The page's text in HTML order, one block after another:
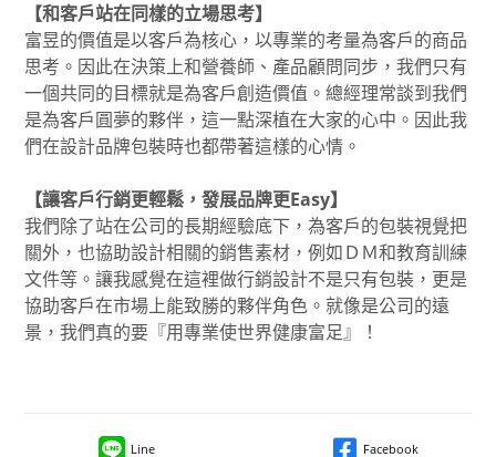
【和客戶站在同樣的立場思考】
富昱的價值是以客戶為核心，以專業的考量為客戶的商品
思考。因此在決策上和營養師、產品顧問同步，我們只有
一個共同的目標就是為客戶創造價值。總經理常談到我們
是為客戶圓夢的夥伴，這一點深植在大家的心中。因此我
們在設計品牌包裝時也都帶著這樣的心情。
【讓客戶行銷更輕鬆，發展品牌更Easy】
我們除了站在公司的長期經驗底下，為客戶的包裝視覺把
關外，也協助設計相關的銷售素材，例如ＤＭ和教育訓練
文件等。讓我感覺在這裡做行銷設計不是只有包裝，更是
協助客戶在市場上能致勝的夥伴角色。就像是公司的遠
景，我們真的要『用專業使世界健康富足』！
Line Facebook